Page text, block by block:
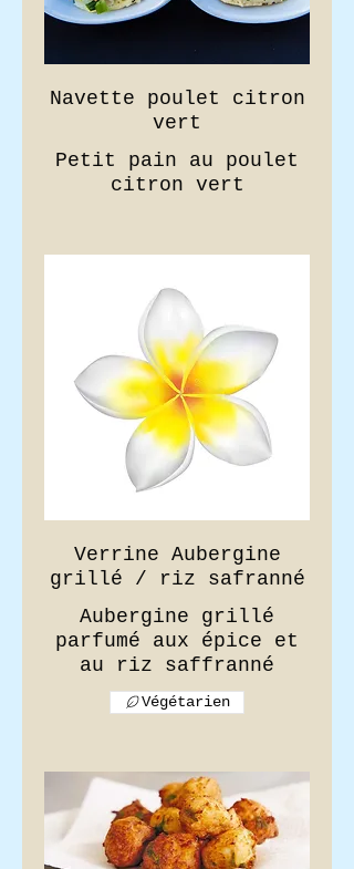
Navette poulet citron
vert
Petit pain au poulet
citron vert
Verrine Aubergine
grillé / riz safranné
Aubergine grillé
parfumé aux épice et
Végétarien